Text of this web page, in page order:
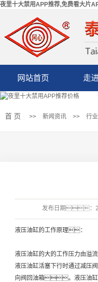
夜里十大禁用APP推荐,免费看大片
网站首页 走
厂
首 页 >> 新闻资讯 >> 行
发布日期：
液压油缸的工作原理：
液压油缸的大的工作压力由
液压油缸活塞下行时通过减压
向阀回油箱。液压油